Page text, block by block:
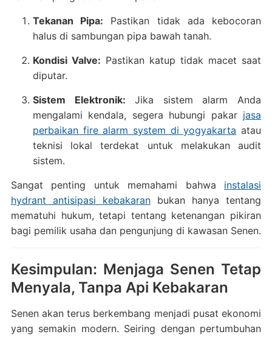
Tekanan Pipa: Pastikan tidak ada kebocoran
halus di sambungan pipa bawah tanah.
Kondisi Valve: Pastikan katup tidak macet saat
diputar.
Sistem Elektronik: Jika sistem alarm Anda
mengalami kendala, segera hubungi pakar jasa
perbaikan fire alarm system di yogyakarta atau
teknisi lokal terdekat untuk melakukan audit
sistem.
Sangat penting untuk memahami bahwa instalasi
hydrant antisipasi kebakaranbukan hanya tentang
mematuhi hukum, tetapi tentang ketenangan pikiran
bagi pemilik usaha dan pengunjung di kawasan Senen.
Kesimpulan: Menjaga Senen Tetap
Menyala, Tanpa Api Kebakaran
Senen akan terus berkembang menjadi pusat ekonomi
yang semakin modern. Seiring dengan pertumbuhan